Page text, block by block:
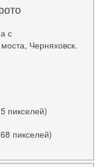
с
Черняховск.
пикселей)
пикселей)